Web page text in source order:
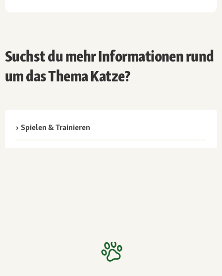
Suchst du mehr Informationen rund
um das Thema Katze?
Spielen & Trainieren